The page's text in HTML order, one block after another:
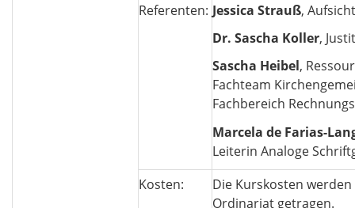
Referenten: Jessica Strauß,
Dr. Sascha Koller,
Sascha Heibel,
Fachteam
Fachbereich
Marcela de Farias-
Leiterin Analoge
Kosten:
Die Kurskosten
Ordinariat getragen.